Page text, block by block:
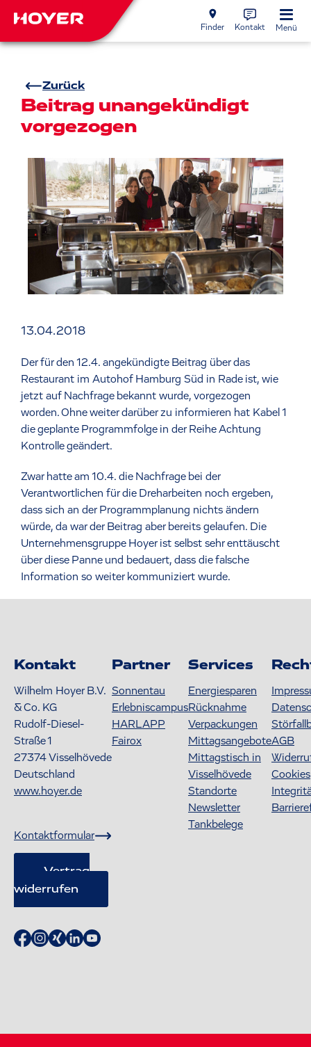
Finder Kontakt Menü
Zurück
Beitrag unangekündigt
vorgezogen
13.04.2018
Der für den 12.4. angekündigte Beitrag über das
Restaurant im Autohof Hamburg Süd in Rade ist, wie
jetzt auf Nachfrage bekannt wurde, vorgezogen
worden. Ohne weiter darüber zu informieren hat Kabel 1
die geplante Programmfolge in der Reihe Achtung
Kontrolle geändert.
Zwar hatte am 10.4. die Nachfrage bei der
Verantwortlichen für die Dreharbeiten noch ergeben,
dass sich an der Programmplanung nichts ändern
würde, da war der Beitrag aber bereits gelaufen. Die
Unternehmensgruppe Hoyer ist selbst sehr enttäuscht
über diese Panne und bedauert, dass die falsche
Information so weiter kommuniziert wurde.
Kontakt
Wilhelm Hoyer B.V.
& Co. KG
Rudolf-Diesel-
Straße 1
27374Visselhövede
Deutschland
www.hoyer.de
Kontaktformular
Vertrag
widerrufen
Partner
Sonnentau
Erlebniscampus
HARLAPP
Fairox
Services
Energiesparen
Rücknahme
Verpackungen
Mittagsangebote
Mittagstisch in
Visselhövede
Standorte
Newsletter
Tankbelege
AGB
Cookies